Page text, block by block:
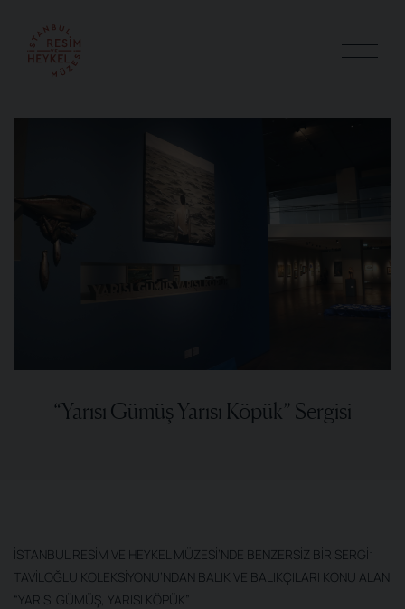
“Yarısı Gümüş Yarısı Köpük” Sergisi
İSTANBUL RESİM VE HEYKEL MÜZESİ’NDE BENZERSİZ BİR SERGİ:
TAVİLOĞLU KOLEKSİYONU’NDAN BALIK VE BALIKÇILARI KONU ALAN
“YARISI GÜMÜŞ, YARISI KÖPÜK”